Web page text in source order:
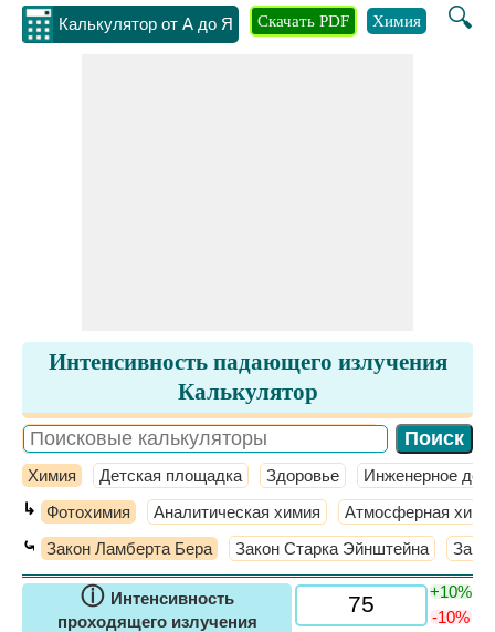
Калькулятор от А до Я 🔍
Скачать PDF Химия
Интенсивность падающего излучения
Калькулятор
Химия Детская площадка Здоровье Инженерное
↳ Фотохимия Аналитическая химия Атмосферная
⤿ Закон Ламберта Бера Закон Старка Эйнштейна
ⓘ Интенсивность
проходящего излучения
+10%
-10%